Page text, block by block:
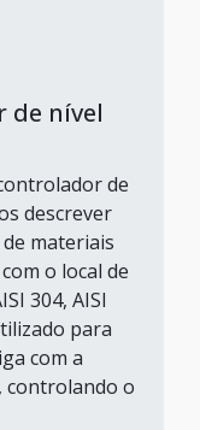
de nível
de
descrever
materiais
o local de
304, AISI
para
com a
controlando o